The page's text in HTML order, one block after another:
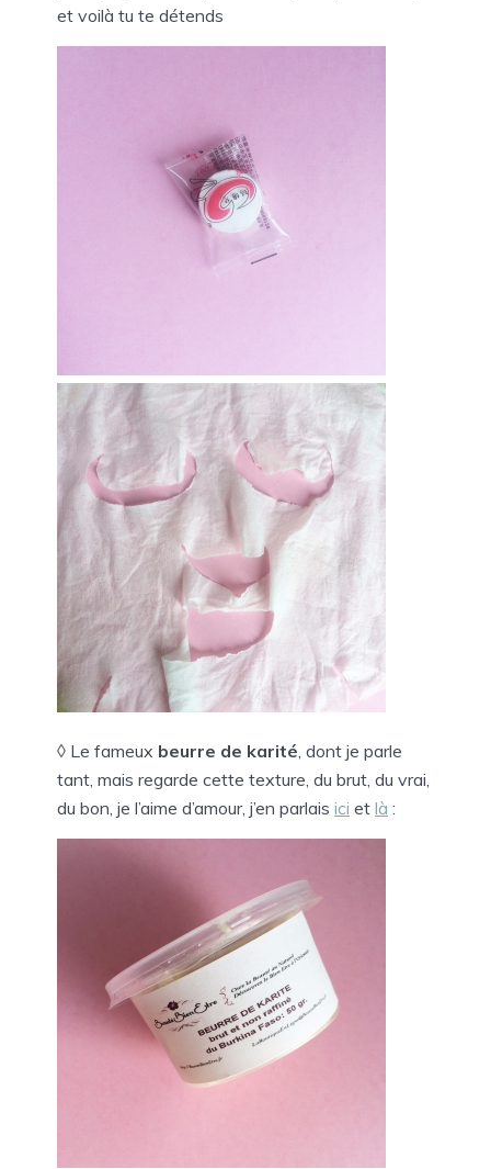
et voilà tu te détends
◊ Le fameux beurre de karité , dont je parle
tant, mais regarde cette texture, du brut, du vrai,
du bon, je l’aime d’amour, j’en parlais ici et là :